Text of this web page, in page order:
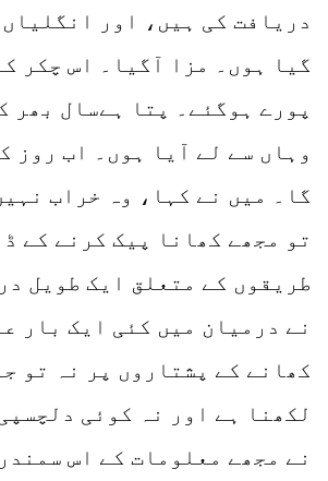
دریافت کی ہیں، اور انگلیاں
گیا ہوں۔ مزا آگیا۔ اس چکر
پورے ہوگئے۔ پتا ہےسال بھر
وہاں سے لے آیا ہوں۔ اب روز
گا۔ میں نے کہا، وہ خراب
تو مجھے کھانا پیک کرنے کے
طریقوں کے متعلق ایک طویل
نے درمیان میں کئی ایک بار
کھانے کے پشتاروں پر نہ تو
لکھنا ہے اور نہ کوئی
نے مجھے معلومات کے اس